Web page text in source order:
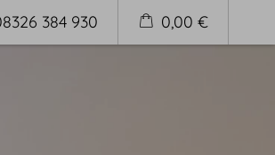
384 930 0,00 €